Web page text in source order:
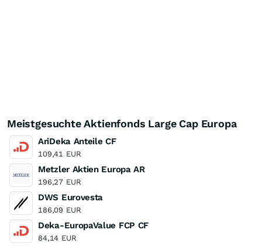
Meistgesuchte Aktienfonds Large Cap Europa
AriDeka Anteile CF
109,41 EUR
Metzler Aktien Europa AR
196,27 EUR
DWS Eurovesta
186,09 EUR
Deka-EuropaValue FCP CF
84,14 EUR